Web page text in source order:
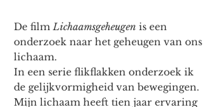
De filmLichaamsgeheugen is een
onderzoek naar het geheugen van ons
lichaam.
In een serie flikflakken onderzoek ik
de gelijkvormigheid van bewegingen.
Mijn lichaam heeft tien jaar ervaring